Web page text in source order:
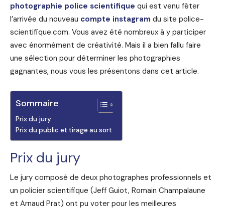
photographie police scientifique qui est venu fêter
l’arrivée du nouveau compte instagram du site police-
scientifique.com. Vous avez été nombreux à y participer
avec énormément de créativité. Mais il a bien fallu faire
une sélection pour déterminer les photographies
gagnantes, nous vous les présentons dans cet article.
Sommaire
Prix du jury
Prix du public et tirage au sort
Prix du jury
Le jury composé de deux photographes professionnels et
un policier scientifique (Jeff Guiot, Romain Champalaune
et Arnaud Prat) ont pu voter pour les meilleures